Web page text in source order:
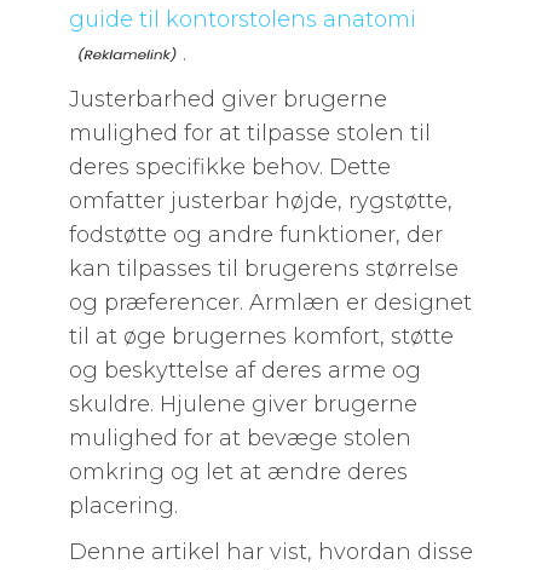
guide til kontorstolens anatomi
.
Justerbarhed giver brugerne
mulighed for at tilpasse stolen til
deres specifikke behov. Dette
omfatter justerbar højde, rygstøtte,
fodstøtte og andre funktioner, der
kan tilpasses til brugerens størrelse
og præferencer. Armlæn er designet
til at øge brugernes komfort, støtte
og beskyttelse af deres arme og
skuldre. Hjulene giver brugerne
mulighed for at bevæge stolen
omkring og let at ændre deres
placering.
Denne artikel har vist, hvordan disse